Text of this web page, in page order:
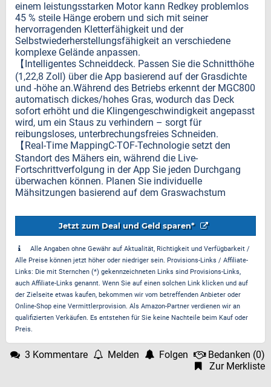
einem leistungsstarken Motor kann Redkey problemlos
45 % steile Hänge erobern und sich mit seiner
hervorragenden Kletterfähigkeit und der
Selbstwiederherstellungsfähigkeit an verschiedene
komplexe Gelände anpassen.
【Intelligentes Schneiddeck. Passen Sie die Schnitthöhe
(1,22,8 Zoll) über die App basierend auf der Grasdichte
und -höhe an.Während des Betriebs erkennt der MGC800
automatisch dickes/hohes Gras, wodurch das Deck
sofort erhöht und die Klingengeschwindigkeit angepasst
wird, um ein Staus zu verhindern – sorgt für
reibungsloses, unterbrechungsfreies Schneiden.
【Real-Time MappingC-TOF-Technologie setzt den
Standort des Mähers ein, während die Live-
Fortschrittverfolgung in der App Sie jeden Durchgang
überwachen können. Planen Sie individuelle
Mähsitzungen basierend auf dem Graswachstum
Jetzt zum Deal und Geld sparen*
Alle Angaben ohne Gewähr auf Aktualität, Richtigkeit und Verfügbarkeit /
Alle Preise können jetzt höher oder niedriger sein. Provisions-Links / Affiliate-
Links: Die mit Sternchen (*) gekennzeichneten Links sind Provisions-Links,
auch Affiliate-Links genannt. Wenn Sie auf einen solchen Link klicken und auf
der Zielseite etwas kaufen, bekommen wir vom betreffenden Anbieter oder
Online-Shop eine Vermittlerprovision. Als Amazon-Partner verdienen wir an
qualifizierten Verkäufen. Es entstehen für Sie keine Nachteile beim Kauf oder
Preis.
3 Kommentare Melden Folgen Bedanken (0)
Zur Merkliste